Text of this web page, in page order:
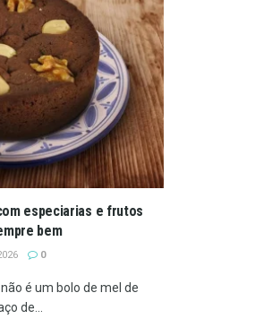
especiarias e frutos
bem
0
é um bolo de mel de
de...